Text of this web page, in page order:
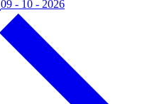
09 - 10 - 2026